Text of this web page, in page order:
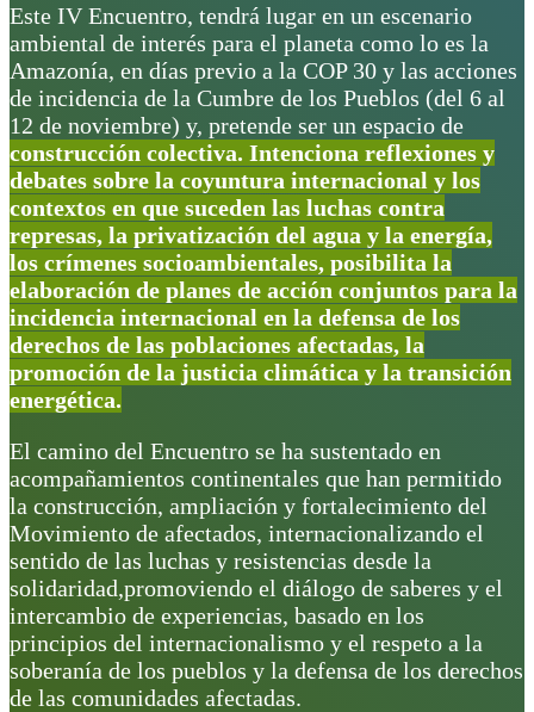
Este IV Encuentro, tendrá lugar en un escenario
ambiental de interés para el planeta como lo es la
Amazonía, en días previo a la COP 30 y las acciones
de incidencia de la Cumbre de los Pueblos (del 6 al
12 de noviembre) y, pretende ser un espacio de
construcción colectiva. Intenciona reflexiones y
debates sobre la coyuntura internacional y los
contextos en que suceden las luchas contra
represas, la privatización del agua y la energía,
los crímenes socioambientales, posibilita la
elaboración de planes de acción conjuntos para la
incidencia internacional en la defensa de los
derechos de las poblaciones afectadas, la
promoción de la justicia climática y la transición
energética.
El camino del Encuentro se ha sustentado en
acompañamientos continentales que han permitido
la construcción, ampliación y fortalecimiento del
Movimiento de afectados, internacionalizando el
sentido de las luchas y resistencias desde la
solidaridad,promoviendo el diálogo de saberes y el
intercambio de experiencias, basado en los
principios del internacionalismo y el respeto a la
soberanía de los pueblos y la defensa de los derechos
de las comunidades afectadas.